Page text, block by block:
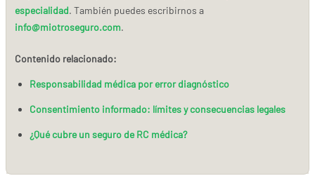
especialidad. También puedes escribirnos a
info@miotroseguro.com.
Contenido relacionado:
Responsabilidad médica por error diagnóstico
Consentimiento informado: límites y consecuencias legales
¿Qué cubre un seguro de RC médica?